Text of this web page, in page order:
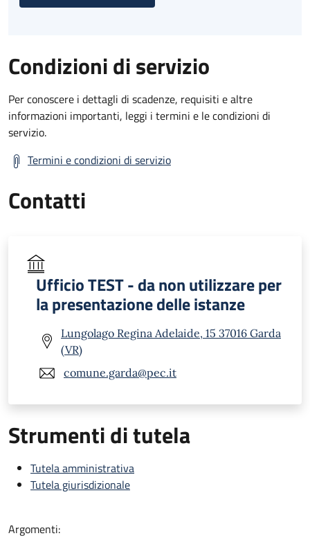
Condizioni di servizio
Per conoscere i dettagli di scadenze, requisiti e altre
informazioni importanti, leggi i termini e le condizioni di
servizio.
Termini e condizioni di servizio
Contatti
Ufficio TEST - da non utilizzare per
la presentazione delle istanze
Lungolago Regina Adelaide, 15 37016 Garda
(VR)
comune.garda@pec.it
Strumenti di tutela
Tutela amministrativa
Tutela giurisdizionale
Argomenti: